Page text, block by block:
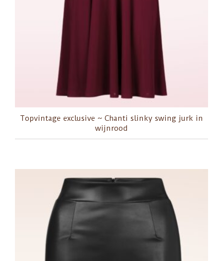
Topvintage exclusive ~ Chanti slinky swing jurk in
wijnrood